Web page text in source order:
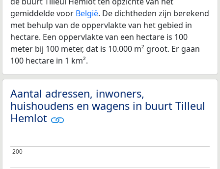
gemiddelde voor België. De dichtheden zijn berekend
met behulp van de oppervlakte van het gebied in
hectare. Een oppervlakte van een hectare is 100
meter bij 100 meter, dat is 10.000 m² groot. Er gaan
100 hectare in 1 km².
Aantal adressen, inwoners,
huishoudens en wagens in buurt Tilleul
Hemlot
200
200